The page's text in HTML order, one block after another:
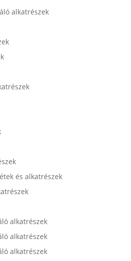
alkatrészek
és alkatrészek
alkatrészek
alkatrészek
alkatrészek